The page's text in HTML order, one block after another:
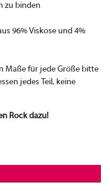
zu binden
96% Viskose und 4%
Maße für jede Größe bitte
jedes Teil, keine
Rock dazu!